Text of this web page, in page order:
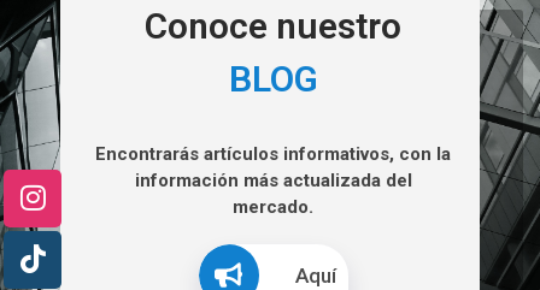
Conoce nuestro
BLOG
Encontrarás artículos informativos, con la
información más actualizada del
mercado.
Aquí